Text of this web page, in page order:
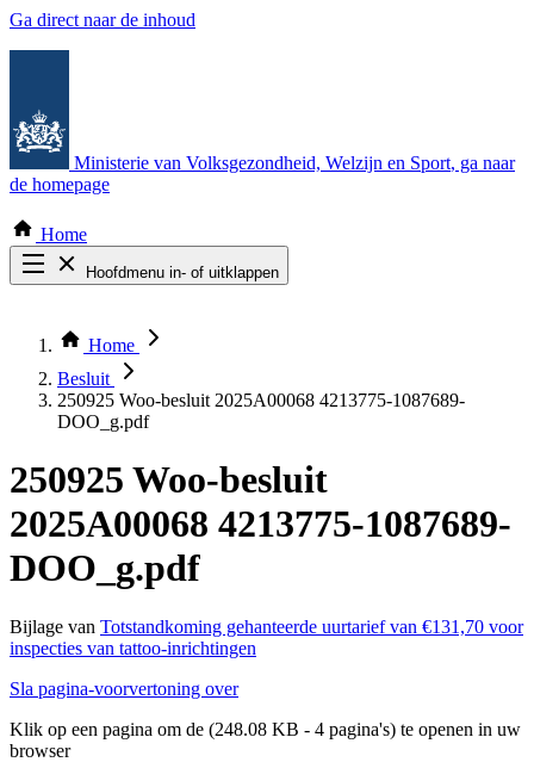
Ga direct naar de inhoud
Ministerie van Volksgezondheid, Welzijn en Sport, ga naar
de homepage
Home
Hoofdmenu in- of uitklappen
Thema COVID-19
Bekijk per bestuursorgaan
Home
Besluit
250925 Woo-besluit 2025A00068 4213775-1087689-
DOO_g.pdf
250925 Woo-besluit
2025A00068 4213775-1087689-
DOO_g.pdf
Bijlage van Totstandkoming gehanteerde uurtarief van €131,70 voor
inspecties van tattoo-inrichtingen
Sla pagina-voorvertoning over
Klik op een pagina om de (248.08 KB - 4 pagina's) te openen in uw
browser